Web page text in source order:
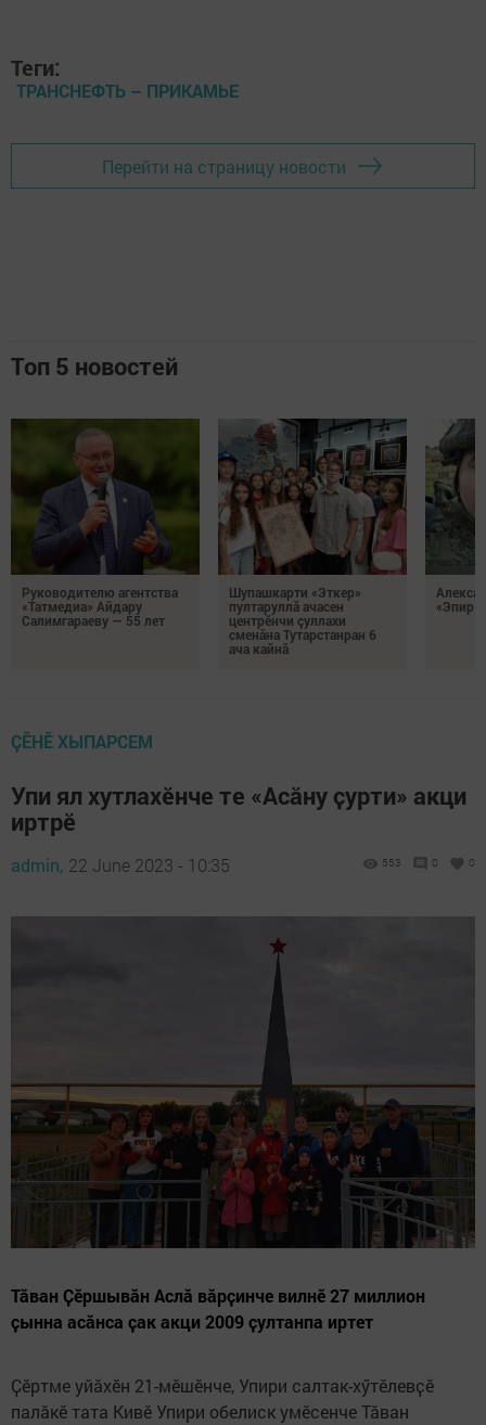
Теги:
ТРАНСНЕФТЬ – ПРИКАМЬЕ
Перейти на страницу новости
Топ 5 новостей
Руководителю агентства
«Татмедиа» Айдару
Салимгараеву — 55 лет
Шупашкарти «Эткер»
пултаруллă ачасен
центрӗнчи çуллахи
сменăна Тутарстанран 6
ача кайнă
«Эпир
ÇӖНӖ ХЫПАРСЕМ
Упи ял хутлахӗнче те «Асӑну ҫурти» акци
иртрӗ
admin, 22 June 2023 - 10:35 553 0 0
Тӑван Ҫӗршывӑн Аслӑ вӑрҫинче вилнӗ 27 миллион
ҫынна асӑнса ҫак акци 2009 ҫултанпа иртет
Ҫӗртме уйӑхӗн 21-мӗшӗнче, Упири салтак-хӳтӗлевҫӗ
палӑкӗ тата Кивӗ Упири обелиск умӗсенче Тӑван